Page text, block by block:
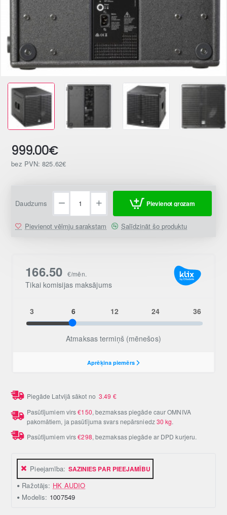
Pieejamība: SAZINIES PAR PIEEJAMĪBU
Ražotājs: HK AUDIO
Modelis: 1007549
999.00€
bez PVN: 825.62€
Daudzums Pievienot grozam
Pievienot vēlmju sarakstam Salīdzināt šo produktu
Piegāde Latvijā sākot no3.49 €
Pasūtījumiem virs€150, bezmaksas piegāde caur OMNIVA
pakomātiem, ja pasūtījuma svars nepārsniedz30 kg.
Pasūtījumiem virs€298, bezmaksas piegāde ar DPD kurjeru.